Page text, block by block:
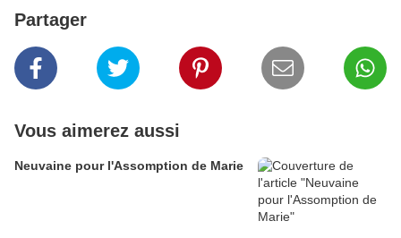
Partager
Vous aimerez aussi
Neuvaine pour l'Assomption de Marie